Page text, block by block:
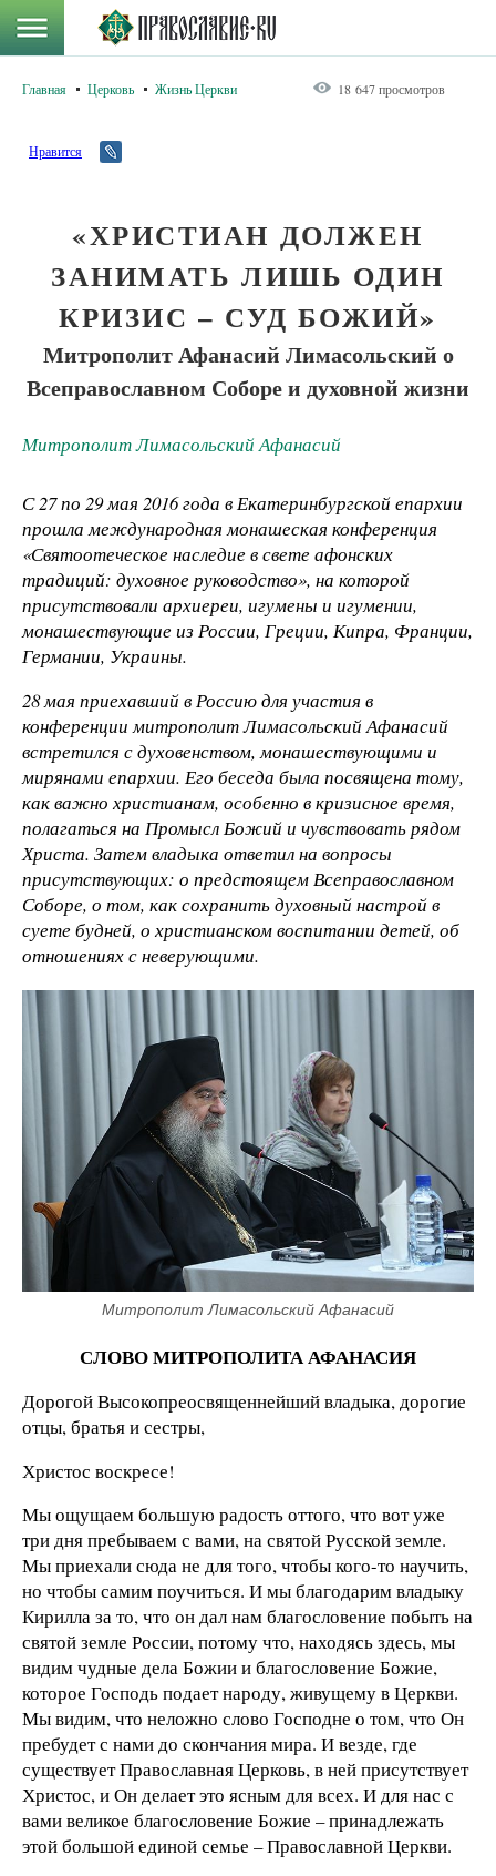
Главная Церковь Жизнь Церкви 18 647 просмотров
Нравится
«ХРИСТИАН ДОЛЖЕН
ЗАНИМАТЬ ЛИШЬ ОДИН
КРИЗИС – СУД БОЖИЙ»
Митрополит Афанасий Лимасольский о
Всеправославном Соборе и духовной жизни
Митрополит Лимасольский Афанасий
С 27 по 29 мая 2016 года в Екатеринбургской епархии
прошла международная монашеская конференция
«Святоотеческое наследие в свете афонских
традиций: духовное руководство», на которой
присутствовали архиереи, игумены и игумении,
монашествующие из России, Греции, Кипра, Франции,
Германии, Украины.
28 мая приехавший в Россию для участия в
конференции митрополит Лимасольский Афанасий
встретился с духовенством, монашествующими и
мирянами епархии. Его беседа была посвящена тому,
как важно христианам, особенно в кризисное время,
полагаться на Промысл Божий и чувствовать рядом
Христа. Затем владыка ответил на вопросы
присутствующих: о предстоящем Всеправославном
Соборе, о том, как сохранить духовный настрой в
суете будней, о христианском воспитании детей, об
отношениях с неверующими.
Митрополит Лимасольский Афанасий
СЛОВО МИТРОПОЛИТА АФАНАСИЯ
Дорогой Высокопреосвященнейший владыка, дорогие
отцы, братья и сестры,
Христос воскресе!
Мы ощущаем большую радость оттого, что вот уже
три дня пребываем с вами, на святой Русской земле.
Мы приехали сюда не для того, чтобы кого-то научить,
но чтобы самим поучиться. И мы благодарим владыку
Кирилла за то, что он дал нам благословение побыть на
святой земле России, потому что, находясь здесь, мы
видим чудные дела Божии и благословение Божие,
которое Господь подает народу, живущему в Церкви.
Мы видим, что неложно слово Господне о том, что Он
пребудет с нами до скончания мира. И везде, где
существует Православная Церковь, в ней присутствует
Христос, и Он делает это ясным для всех. И для нас с
вами великое благословение Божие – принадлежать
этой большой единой семье – Православной Церкви.